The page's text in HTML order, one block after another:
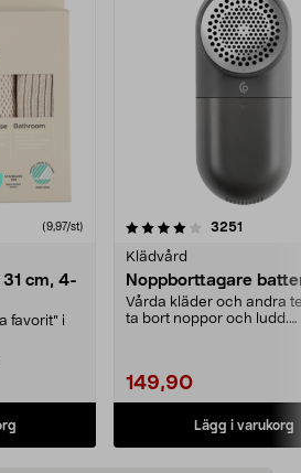
(9,97/st)
cm, 4-
favorit” i
3251
Klädvård
Noppborttagare
Vårda kläder och andra
ta bort noppor och ludd.
149,90
Lägg i varukorg
4.5av 5 stjärnor